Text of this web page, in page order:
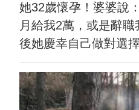
她32歲懷孕！婆婆說
月給我2萬，或是辭
後她慶幸自己做對選